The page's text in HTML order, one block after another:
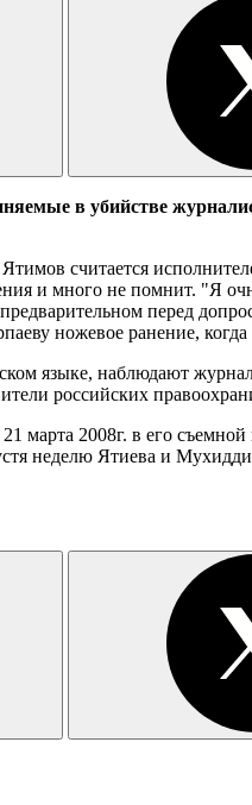
в убийстве
считается
и много не помнит. "Я
перед
ножевое ранение,
языке, наблюдают
российских
2008г. в его
неделю Ятиева и